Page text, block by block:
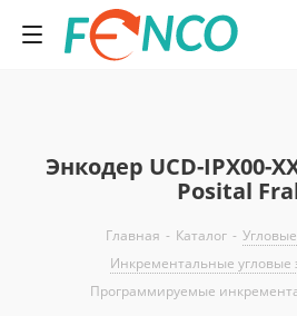
Энкодер UCD-IPX00-
Posital
Главная - Каталог -
Инкрементальные угловые
Программируемые